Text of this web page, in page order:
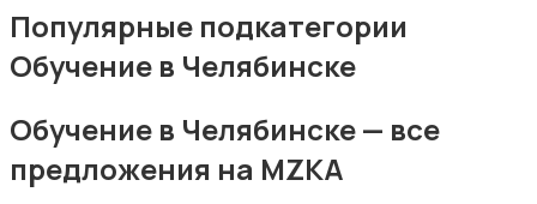
Деловые услуги
Уборка
Популярные подкатегории
Обучение в Челябинске
Обучение в Челябинске — все
предложения на MZKA